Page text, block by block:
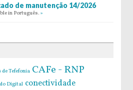
de manutenção 14/2026
in Português. »
de Tefefonia CAFe - RNP
Digital conectividade